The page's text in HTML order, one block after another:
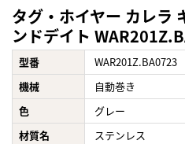
タグ・ホイヤー カレラ
ンドデイト
型番
WAR201Z.BA0723
機械
自動巻き
色
グレー
材質名
ステンレス